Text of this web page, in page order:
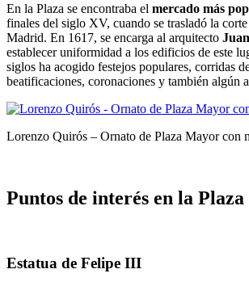
En la Plaza se encontraba el mercado más
finales del siglo XV, cuando se trasladó la
Madrid. En 1617, se encarga al arquitecto
establecer uniformidad a los edificios de este
siglos ha acogido festejos populares, corridas
beatificaciones, coronaciones y también algún
Lorenzo Quirós – Ornato de Plaza Mayor con
Puntos de interés en la Plaza
Estatua de Felipe III